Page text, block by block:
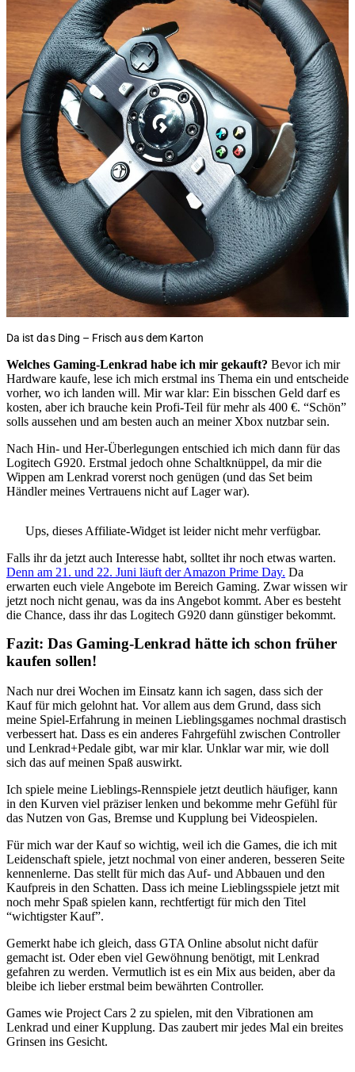
Da ist das Ding – Frisch aus dem Karton
Welches Gaming-Lenkrad habe ich mir gekauft? Bevor ich mir
Hardware kaufe, lese ich mich erstmal ins Thema ein und entscheide
vorher, wo ich landen will. Mir war klar: Ein bisschen Geld darf es
kosten, aber ich brauche kein Profi-Teil für mehr als 400 €. “Schön”
solls aussehen und am besten auch an meiner Xbox nutzbar sein.
Nach Hin- und Her-Überlegungen entschied ich mich dann für das
Logitech G920. Erstmal jedoch ohne Schaltknüppel, da mir die
Wippen am Lenkrad vorerst noch genügen (und das Set beim
Händler meines Vertrauens nicht auf Lager war).
Ups, dieses Affiliate-Widget ist leider nicht mehr verfügbar.
Falls ihr da jetzt auch Interesse habt, solltet ihr noch etwas warten.
Denn am 21. und 22. Juni läuft der Amazon Prime Day. Da
erwarten euch viele Angebote im Bereich Gaming. Zwar wissen wir
jetzt noch nicht genau, was da ins Angebot kommt. Aber es besteht
die Chance, dass ihr das Logitech G920 dann günstiger bekommt.
Fazit: Das Gaming-Lenkrad hätte ich schon früher
kaufen sollen!
Nach nur drei Wochen im Einsatz kann ich sagen, dass sich der
Kauf für mich gelohnt hat. Vor allem aus dem Grund, dass sich
meine Spiel-Erfahrung in meinen Lieblingsgames nochmal drastisch
verbessert hat. Dass es ein anderes Fahrgefühl zwischen Controller
und Lenkrad+Pedale gibt, war mir klar. Unklar war mir, wie doll
sich das auf meinen Spaß auswirkt.
Ich spiele meine Lieblings-Rennspiele jetzt deutlich häufiger, kann
in den Kurven viel präziser lenken und bekomme mehr Gefühl für
das Nutzen von Gas, Bremse und Kupplung bei Videospielen.
Für mich war der Kauf so wichtig, weil ich die Games, die ich mit
Leidenschaft spiele, jetzt nochmal von einer anderen, besseren Seite
kennenlerne. Das stellt für mich das Auf- und Abbauen und den
Kaufpreis in den Schatten. Dass ich meine Lieblingsspiele jetzt mit
noch mehr Spaß spielen kann, rechtfertigt für mich den Titel
“wichtigster Kauf”.
Gemerkt habe ich gleich, dass GTA Online absolut nicht dafür
gemacht ist. Oder eben viel Gewöhnung benötigt, mit Lenkrad
gefahren zu werden. Vermutlich ist es ein Mix aus beiden, aber da
bleibe ich lieber erstmal beim bewährten Controller.
Games wie Project Cars 2 zu spielen, mit den Vibrationen am
Lenkrad und einer Kupplung. Das zaubert mir jedes Mal ein breites
Grinsen ins Gesicht.